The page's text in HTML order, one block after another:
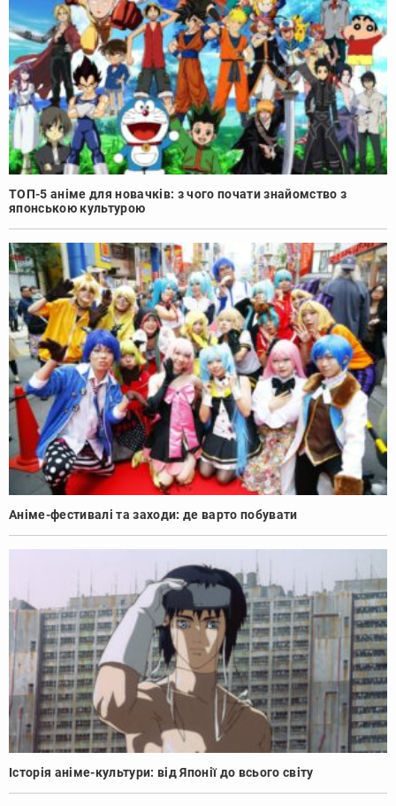
ТОП-5 аніме для новачків: з чого почати знайомство з
японською культурою
Аніме-фестивалі та заходи: де варто побувати
Історія аніме-культури: від Японії до всього світу